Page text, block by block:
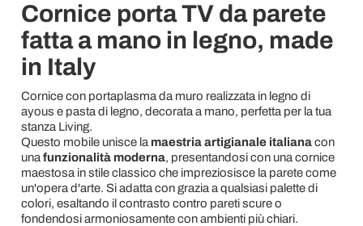
Cornice porta TV da parete
fatta a mano in legno, made
in Italy
Cornice con portaplasma da muro realizzata in legno di
ayous e pasta di legno, decorata a mano, perfetta per la tua
stanza Living.
Questo mobile unisce la maestria artigianale italianacon
una funzionalità moderna, presentandosi con una cornice
maestosa in stile classico che impreziosisce la parete come
un'opera d'arte. Si adatta con grazia a qualsiasi palette di
colori, esaltando il contrasto contro pareti scure o
fondendosi armoniosamente con ambienti più chiari.